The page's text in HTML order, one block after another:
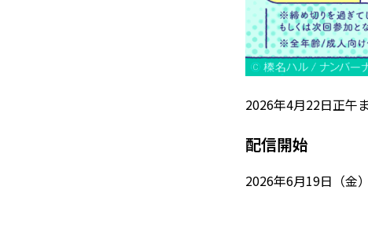
2026年4月22日正午
配信開始
2026年6月19日（金